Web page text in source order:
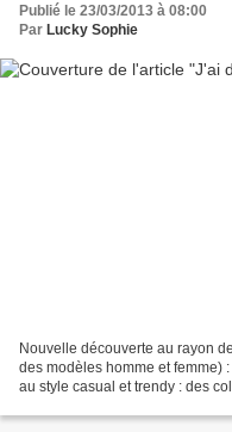
Publié le 23/03/2013 à 08:00
Par Lucky Sophie
Nouvelle découverte au rayon
des modèles homme et femme)
au style casual et trendy : des